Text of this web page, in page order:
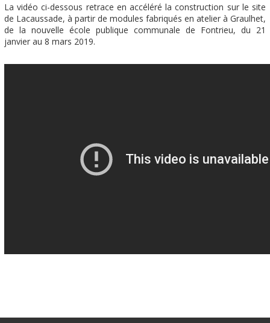
La vidéo ci-dessous retrace en accéléré la construction sur le site
de Lacaussade, à partir de modules fabriqués en atelier à Graulhet,
de la nouvelle école publique communale de Fontrieu, du 21
janvier au 8 mars 2019.